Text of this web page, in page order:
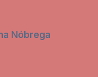
Nóbrega